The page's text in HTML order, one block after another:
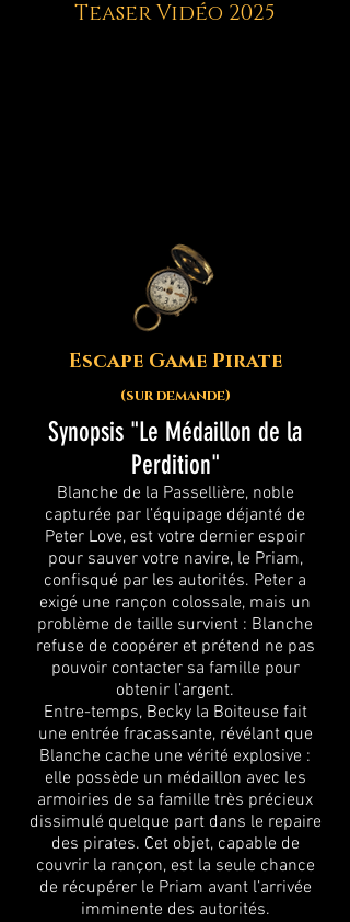
Teaser Vidéo 2025
Escape Game Pirate
(sur demande)
Synopsis "Le Médaillon de la
Perdition"
Blanche de la Passellière, noble
capturée par l’équipage déjanté de
Peter Love, est votre dernier espoir
pour sauver votre navire, le Priam,
confisqué par les autorités. Peter a
exigé une rançon colossale, mais un
problème de taille survient : Blanche
refuse de coopérer et prétend ne pas
pouvoir contacter sa famille pour
obtenir l’argent.
Entre-temps, Becky la Boiteuse fait
une entrée fracassante, révélant que
Blanche cache une vérité explosive :
elle possède un médaillon avec les
armoiries de sa famille très précieux
dissimulé quelque part dans le repaire
des pirates. Cet objet, capable de
couvrir la rançon, est la seule chance
de récupérer le Priam avant l’arrivée
imminente des autorités.